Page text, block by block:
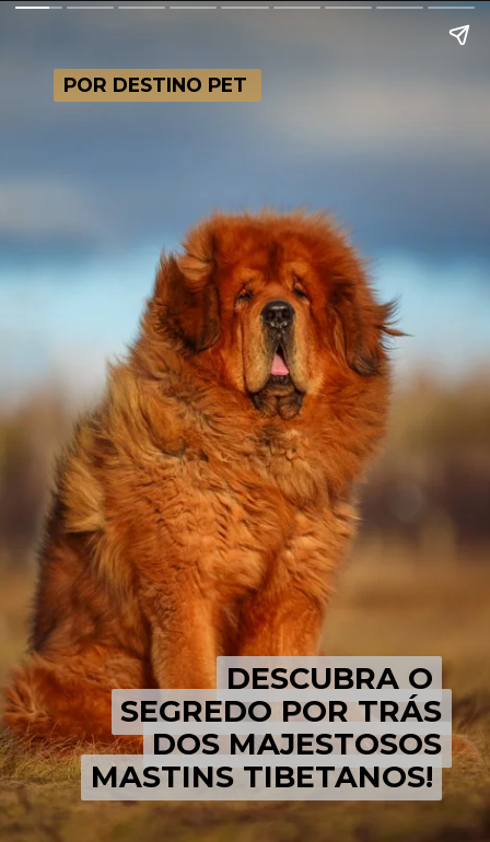
DESCUBRA O
SEGREDO POR TRÁS
DOS MAJESTOSOS
MASTINS TIBETANOS!
DESCUBRA O
SEGREDO POR TRÁS
DOS MAJESTOSOS
MASTINS TIBETANOS!
POR DESTINO PET
POR DESTINO PET